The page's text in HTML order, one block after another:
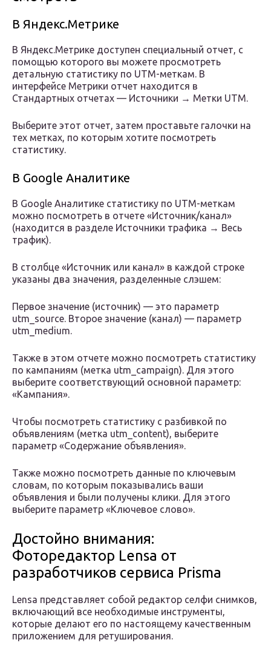
В Яндекс.Метрике
В Яндекс.Метрике доступен специальный отчет, с
помощью которого вы можете просмотреть
детальную статистику по UTM-меткам. В
интерфейсе Метрики отчет находится в
Стандартных отчетах — Источники → Метки UTM.
Выберите этот отчет, затем проставьте галочки на
тех метках, по которым хотите посмотреть
статистику.
В Google Аналитике
В Google Аналитике статистику по UTM-меткам
можно посмотреть в отчете «Источник/канал»
(находится в разделе Источники трафика → Весь
трафик).
В столбце «Источник или канал» в каждой строке
указаны два значения, разделенные слэшем:
Первое значение (источник) — это параметр
utm_source. Второе значение (канал) — параметр
utm_medium.
Также в этом отчете можно посмотреть статистику
по кампаниям (метка utm_campaign). Для этого
выберите соответствующий основной параметр:
«Кампания».
Чтобы посмотреть статистику с разбивкой по
объявлениям (метка utm_content), выберите
параметр «Содержание объявления».
Также можно посмотреть данные по ключевым
словам, по которым показывались ваши
объявления и были получены клики. Для этого
выберите параметр «Ключевое слово».
Достойно внимания:
Фоторедактор Lensa от
разработчиков сервиса Prisma
Lensa представляет собой редактор селфи снимков,
включающий все необходимые инструменты,
которые делают его по настоящему качественным
приложением для ретуширования.